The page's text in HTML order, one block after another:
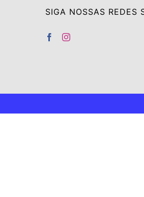
SIGA NOSSAS REDES